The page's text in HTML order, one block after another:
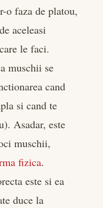
o faza de platou,
aceleasi
le faci.
muschii se
cand
si cand te
Asadar, este
muschii,
fizica.
este si ea
duce la